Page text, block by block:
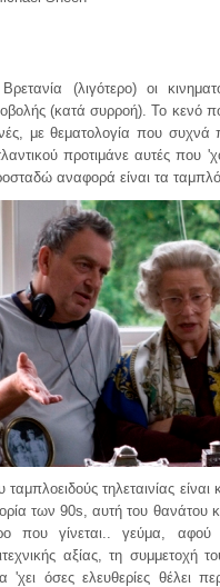
(λιγότερο) οι
(κατά συρροή). Το κενό
με θεματολογία που συχνά
προτιμάνε αυτές που
αναφορά είναι τα
τηλεταινίας είναι
των 90s, αυτή του θανάτου
που γίνεται.. γεύμα, αφού
αξίας, τη συμμετοχή
όσες ελευθερίες θέλει